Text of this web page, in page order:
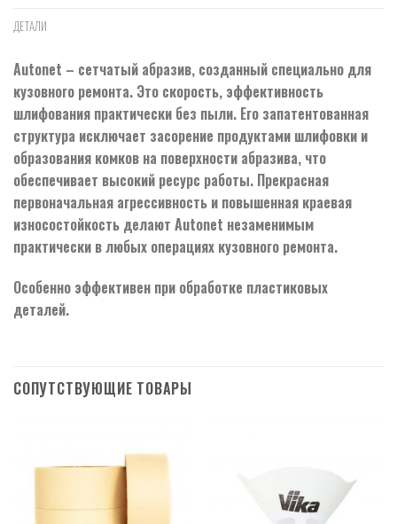
ДЕТАЛИ
Autonet – сетчатый абразив, созданный специально для
кузовного ремонта. Это скорость, эффективность
шлифования практически без пыли. Его запатентованная
структура исключает засорение продуктами шлифовки и
образования комков на поверхности абразива, что
обеспечивает высокий ресурс работы. Прекрасная
первоначальная агрессивность и повышенная краевая
износостойкость делают Autonet незаменимым
практически в любых операциях кузовного ремонта.
Особенно эффективен при обработке пластиковых
деталей.
СОПУТСТВУЮЩИЕ ТОВАРЫ